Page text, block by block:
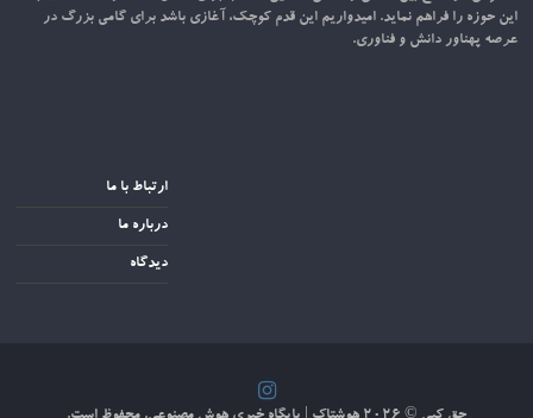
این حوزه را فراهم نماید. امیدواریم این قدم کوچک، آغازی باشد برای گامی بزرگ در
عرصه پهناور دانش و فناوری.
ارتباط با ما
درباره ما
دیدگاه